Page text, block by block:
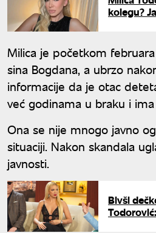
kolegu?
Milica je početkom
sina Bogdana, a ubrzo
informacije da je otac
već godinama u braku i
Ona se nije mnogo javno
situaciji. Nakon skandala
javnosti.
Bivši